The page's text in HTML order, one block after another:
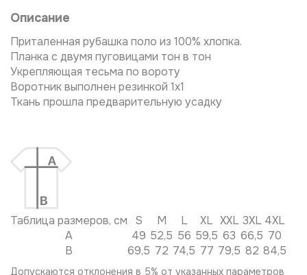
Описание
Приталенная рубашка поло из 100% хлопка.
Планка с двумя пуговицами тон в тон
Укрепляющая тесьма по вороту
Воротник выполнен резинкой 1х1
Ткань прошла предварительную усадку
Таблица размеров, см S M L XL XXL 3XL 4XL
A
49 52,5 56 59,5 63 66,5 70
B
69,5 72 74,5 77 79,5 82 84,5
Допускаются отклонения в 5% от указанных параметров